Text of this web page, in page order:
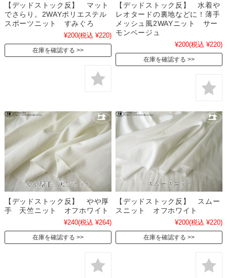
【デッドストック反】 マット
でさらり。2WAYポリエステル
スポーツニット すみぐろ
¥200(税込 ¥220)
在庫を確認する
【デッドストック反】 水着や
レオタードの裏地などに！薄手
メッシュ風2WAYニット サー
モンベージュ
¥200(税込 ¥220)
在庫を確認する
【デッドストック反】 やや厚
手 天竺ニット オフホワイト
¥240(税込 ¥264)
在庫を確認する
【デッドストック反】 スムー
スニット オフホワイト
¥200(税込 ¥220)
在庫を確認する